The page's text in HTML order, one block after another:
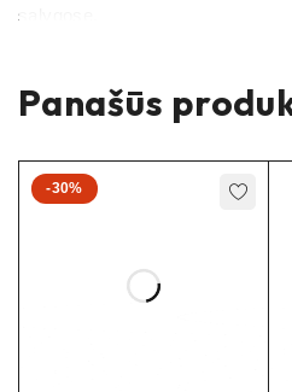
sąlygose.
Daug tvirtesnis už diržą
smūgiams ir aukštai
Efektyvesnis nei diržas
Lengvesnė priežiūra –
Panašūs
-30%